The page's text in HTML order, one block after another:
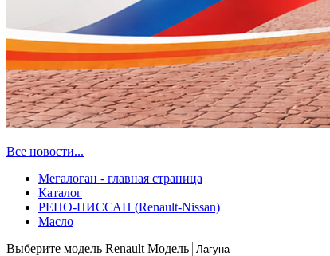
Все новости...
Мегалоган - главная страница
Каталог
РЕНО-НИССАН (Renault-Nissan)
Масло
Выберите модель Renault Модель